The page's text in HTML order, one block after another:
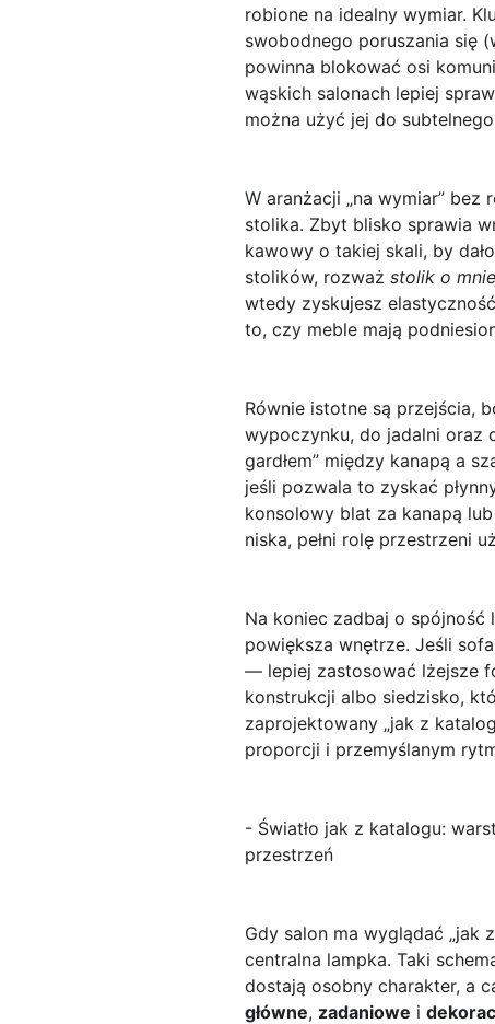
robione na idealny wymiar.
swobodnego poruszania się
powinna blokować osi
wąskich salonach lepiej
można użyć jej do
W aranżacji „na wymiar” bez
stolika. Zbyt blisko sprawia
kawowy o takiej skali, by
stolików, rozważ stolik o
wtedy zyskujesz
to, czy meble mają
Równie istotne są przejścia,
wypoczynku, do jadalni oraz
gardłem” między kanapą a
jeśli pozwala to zyskać
konsolowy blat za kanapą
niska, pełni rolę przestrzeni
Na koniec zadbaj o spójność
powiększa wnętrze. Jeśli
— lepiej zastosować lżejsze
konstrukcji albo siedzisko,
zaprojektowany „jak z
proporcji i przemyślanym
- Światło jak z katalogu:
przestrzeń
Gdy salon ma wyglądać „jak
centralna lampka. Taki
dostają osobny charakter, a
główne, zadaniowe i